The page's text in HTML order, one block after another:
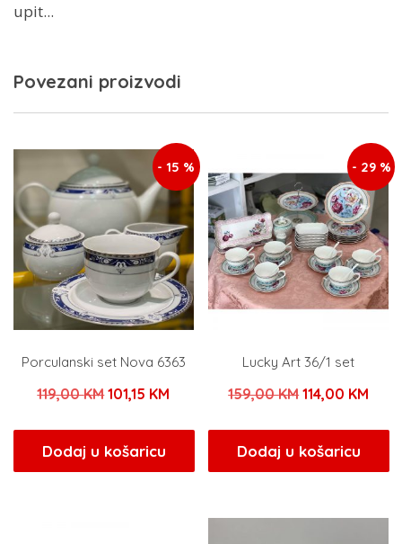
upit...
Povezani proizvodi
- 15 %
Porculanski set Nova 6363
119,00KMIzvorna
bila
je:
101,15 KM Trenutna
101,15 KM.
Dodaj u košaricu
- 29 %
Lucky Art 36/1 set
159,00KMIzvorna
bila
je:
114,00 KM
Dodaj u košaricu